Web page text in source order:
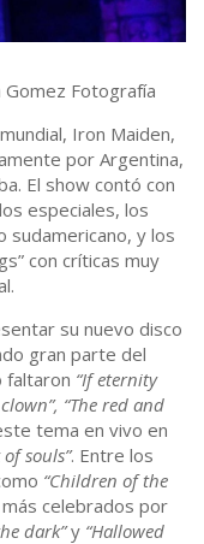
Gomez Fotografía
Iron Maiden,
por Argentina,
El show contó con
especiales, los
sudamericano, y los
con críticas muy
su nuevo disco
gran parte del
faltaron “If eternity
“The red and
tema en vivo en
of souls”. Entre los
“Children of the
celebrados por
dark”y “Hallowed